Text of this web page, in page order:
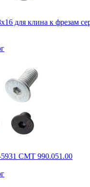
для клина к фрезам
CMT 990.051.00